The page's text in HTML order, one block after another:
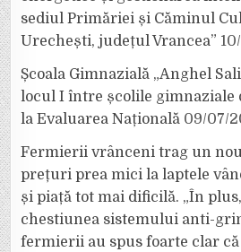
sediul Primăriei și Căminul
Urechești, județul Vrancea”
Școala Gimnazială „Anghel
locul I între școlile gimnaziale
la Evaluarea Națională 09/07/
Fermierii vrânceni trag un
prețuri prea mici la laptele
și piață tot mai dificilă. „În
chestiunea sistemului anti-
fermierii au spus foarte clar că